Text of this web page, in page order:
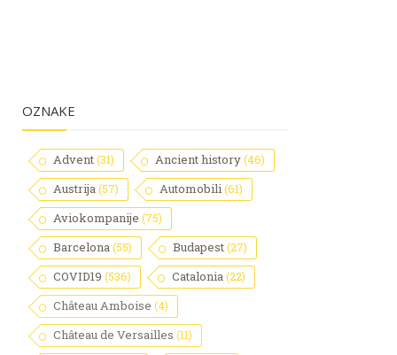
OZNAKE
Advent(31) Ancient history(46)
Austrija(57) Automobili(61)
Aviokompanije (75)
Barcelona(55) Budapest(27)
COVID19 (536) Catalonia(22)
Château Amboise (4)
Château de Versailles (11)